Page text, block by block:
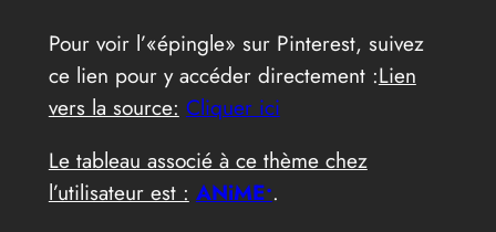
Pour voir l’«épingle» sur Pinterest, suivez
ce lien pour y accéder directement :Lien
vers la source: Cliquer ici
Le tableau associé à ce thème chez
l’utilisateur est : ANiME•.